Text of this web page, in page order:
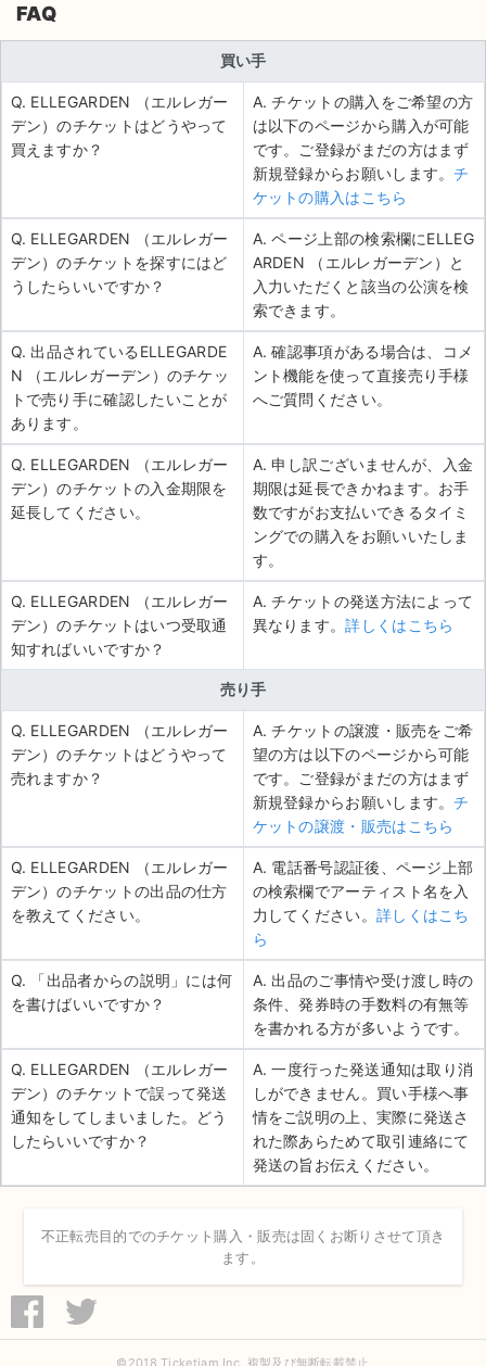
FAQ
買い手
Q. ELLEGARDEN （エルレガー
デン）のチケットはどうやって
買えますか？
A. チケットの購入をご希望の方
は以下のページから購入が可能
です。ご登録がまだの方はまず
新規登録からお願いします。チ
ケットの購入はこちら
Q. ELLEGARDEN （エルレガー
デン）のチケットを探すにはど
うしたらいいですか？
A. ページ上部の検索欄にELLEG
ARDEN （エルレガーデン）と
入力いただくと該当の公演を検
索できます。
Q. 出品されているELLEGARDE
N （エルレガーデン）のチケッ
トで売り手に確認したいことが
あります。
A. 確認事項がある場合は、コメ
ント機能を使って直接売り手様
へご質問ください。
Q. ELLEGARDEN （エルレガー
デン）のチケットの入金期限を
延長してください。
A. 申し訳ございませんが、入金
期限は延長できかねます。お手
数ですがお支払いできるタイミ
ングでの購入をお願いいたしま
す。
Q. ELLEGARDEN （エルレガー
デン）のチケットはいつ受取通
知すればいいですか？
A. チケットの発送方法によって
異なります。詳しくはこちら
売り手
Q. ELLEGARDEN （エルレガー
デン）のチケットはどうやって
売れますか？
A. チケットの譲渡・販売をご希
望の方は以下のページから可能
です。ご登録がまだの方はまず
新規登録からお願いします。チ
ケットの譲渡・販売はこちら
Q. ELLEGARDEN （エルレガー
デン）のチケットの出品の仕方
を教えてください。
A. 電話番号認証後、ページ上部
の検索欄でアーティスト名を入
力してください。 詳しくはこち
ら
Q. 「出品者からの説明」には何
を書けばいいですか？
A. 出品のご事情や受け渡し時の
条件、発券時の手数料の有無等
を書かれる方が多いようです。
Q. ELLEGARDEN （エルレガー
デン）のチケットで誤って発送
通知をしてしまいました。どう
したらいいですか？
A. 一度行った発送通知は取り消
しができません。買い手様へ事
情をご説明の上、実際に発送さ
れた際あらためて取引連絡にて
発送の旨お伝えください。
不正転売目的でのチケット購入・販売は固くお断りさせて頂き
ます。
©2018 Ticketjam Inc. 複製及び無断転載禁止